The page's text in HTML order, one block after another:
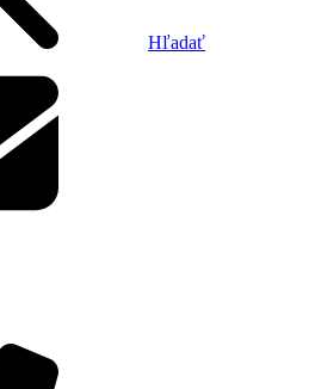
Hľadať